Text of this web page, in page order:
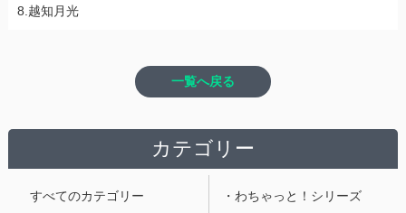
8.越知月光
一覧へ戻る
カテゴリー
すべてのカテゴリー ・わちゃっと！シリーズ